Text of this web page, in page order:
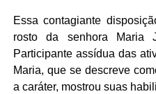
Essa contagiante
rosto da senhora Maria
Participante assídua das
Maria, que se descreve
a caráter, mostrou suas